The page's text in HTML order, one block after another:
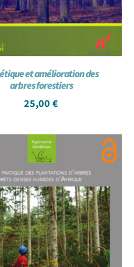
et amélioration des
arbres forestiers
25,00€